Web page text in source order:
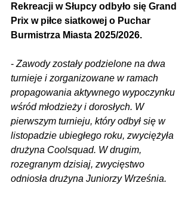
Rekreacji w Słupcy odbyło się Grand
Prix w piłce siatkowej o Puchar
Burmistrza Miasta 2025/2026.
- Zawody zostały podzielone na dwa
turnieje i zorganizowane w ramach
propagowania aktywnego wypoczynku
wśród młodzieży i dorosłych. W
pierwszym turnieju, który odbył się w
listopadzie ubiegłego roku, zwyciężyła
drużyna Coolsquad. W drugim,
rozegranym dzisiaj, zwycięstwo
odniosła drużyna Juniorzy Września.